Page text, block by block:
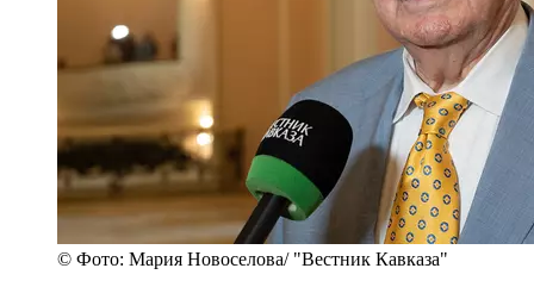
© Фото: Мария Новоселова/ "Вестник Кавказа"